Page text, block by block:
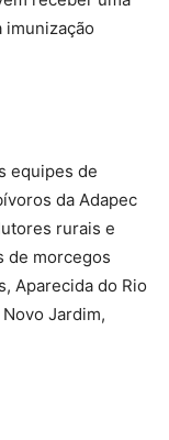
imunização
equipes de
da Adapec
rurais e
de morcegos
Aparecida do Rio
Jardim,